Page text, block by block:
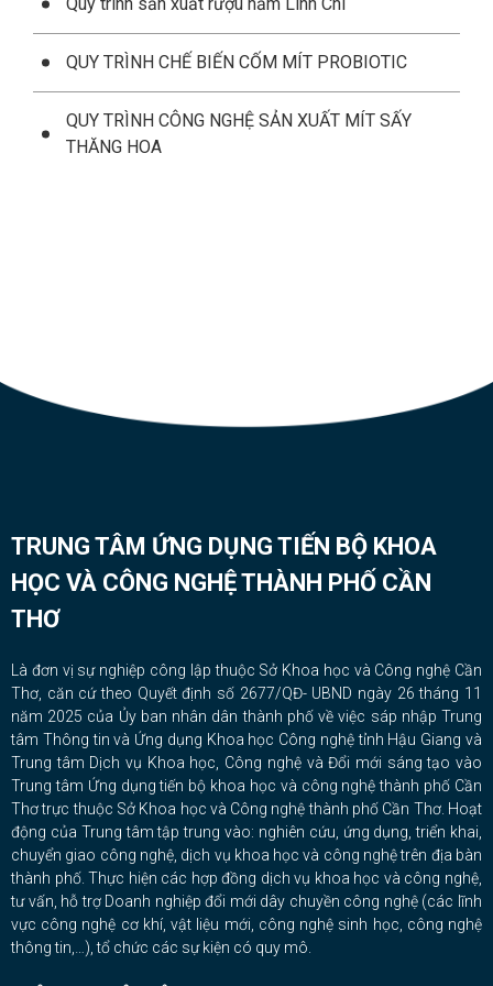
Quy trình sản xuất rượu nấm Linh Chi
QUY TRÌNH CHẾ BIẾN CỐM MÍT PROBIOTIC
QUY TRÌNH CÔNG NGHỆ SẢN XUẤT MÍT SẤY
THĂNG HOA
TRUNG TÂM ỨNG DỤNG TIẾN BỘ KHOA
HỌC VÀ CÔNG NGHỆ THÀNH PHỐ CẦN
THƠ
Là đơn vị sự nghiệp công lập thuộc Sở Khoa học và Công nghệ Cần
Thơ, căn cứ theo Quyết định số 2677/QĐ- UBND ngày 26 tháng 11
năm 2025 của Ủy ban nhân dân thành phố về việc sáp nhập Trung
tâm Thông tin và Ứng dụng Khoa học Công nghệ tỉnh Hậu Giang và
Trung tâm Dịch vụ Khoa học, Công nghệ và Đổi mới sáng tạo vào
Trung tâm Ứng dụng tiến bộ khoa học và công nghệ thành phố Cần
Thơ trực thuộc Sở Khoa học và Công nghệ thành phố Cần Thơ. Hoạt
động của Trung tâm tập trung vào: nghiên cứu, ứng dụng, triển khai,
chuyển giao công nghệ, dịch vụ khoa học và công nghệ trên địa bàn
thành phố. Thực hiện các hợp đồng dịch vụ khoa học và công nghệ,
tư vấn, hỗ trợ Doanh nghiệp đổi mới dây chuyền công nghệ (các lĩnh
vực công nghệ cơ khí, vật liệu mới, công nghệ sinh học, công nghệ
thông tin,…), tổ chức các sự kiện có quy mô.